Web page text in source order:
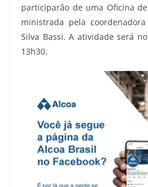
participarão de uma Oficina
ministrada pela
Silva Bassi. A atividade será
13h30.